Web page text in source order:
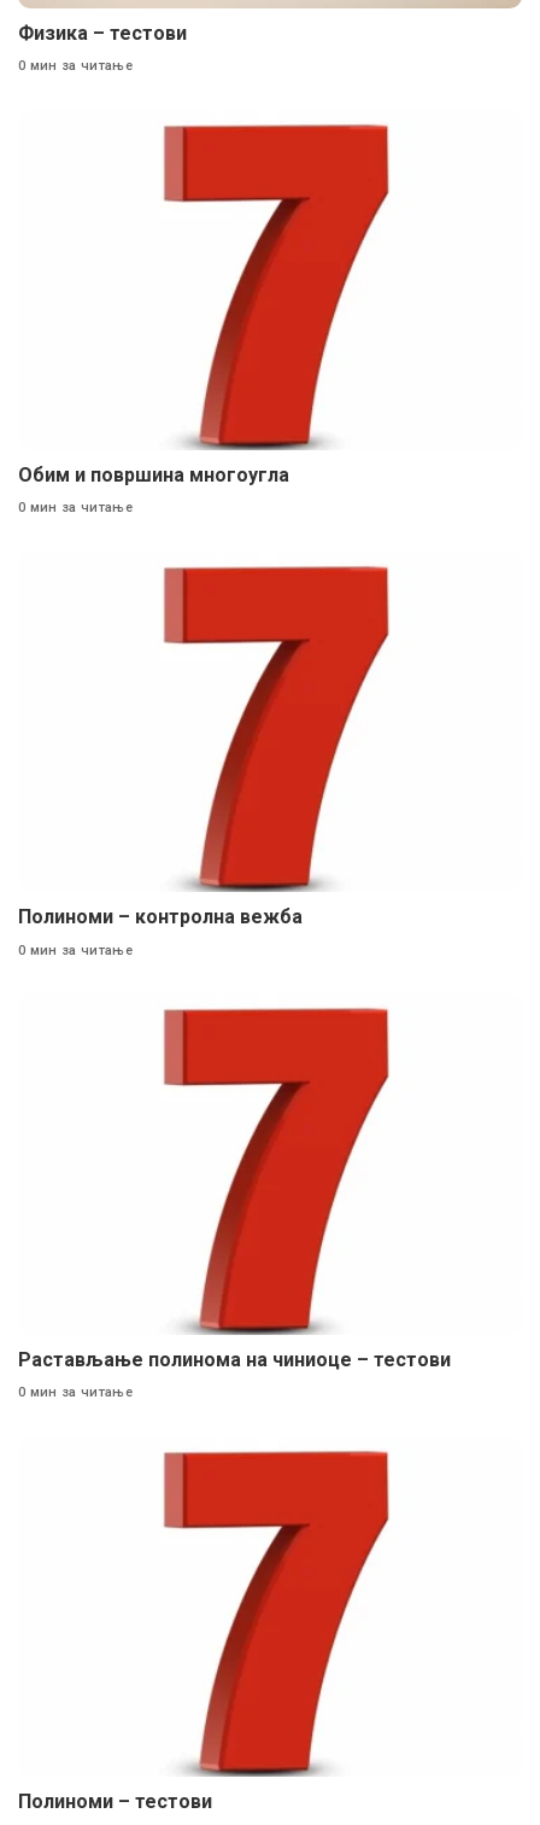
Физика – тестови
0 мин за читање
Обим и површина многоугла
0 мин за читање
Полиноми – контролна вежба
0 мин за читање
Растављање полинома на чиниоце – тестови
0 мин за читање
Полиноми – тестови